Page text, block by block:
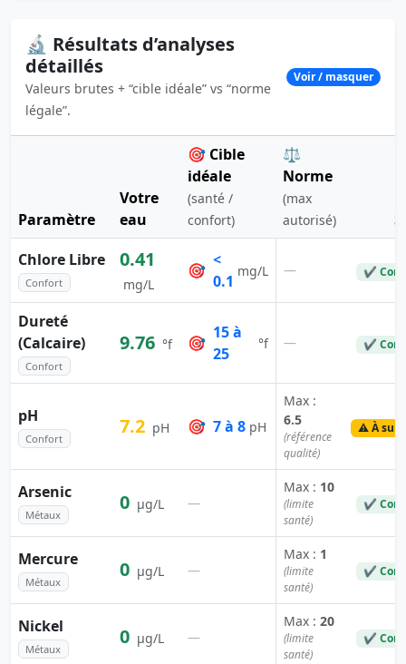
🔬 Résultats d’analyses
détaillés
Valeurs brutes + “cible idéale” vs “norme
légale”.
Voir / masquer
Paramètre
Votre
eau
🎯 Cible
idéale
(santé /
confort)
⚖️
Norme
(max
autorisé)
Chlore Libre
Confort
0.41
mg/L
🎯
<
0.1
mg/L — ✔
Dureté
(Calcaire)
Confort
9.76 °f 🎯
15 à
25
°f — ✔
pH
Confort
7.2 pH 🎯 7 à 8 pH
Max :
6.5
(référence
qualité)
⚠️ À
Arsenic
Métaux
0 µg/L —
Max : 10
(limite
santé)
✔
Mercure
Métaux
0 µg/L —
Max : 1
(limite
santé)
✔
Nickel
Métaux
0 µg/L —
Max : 20
(limite
santé)
✔